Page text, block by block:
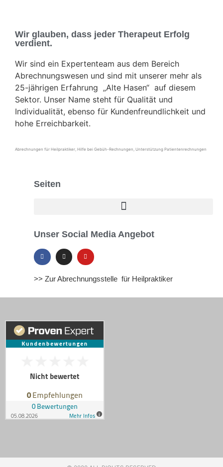
Wir glauben, dass jeder Therapeut Erfolg
verdient.
Wir sind ein Expertenteam aus dem Bereich
Abrechnungswesen und sind mit unserer mehr als
25-jährigen Erfahrung „Alte Hasen“ auf diesem
Sektor. Unser Name steht für Qualität und
Individualität, ebenso für Kundenfreundlichkeit und
hohe Erreichbarkeit.
Abrechnungen für Heilpraktiker, Hilfe bei Gebüh-Rechnungen, Unterstützung Patientenrechnungen
Seiten
Unser Social Media Angebot
>> Zur Abrechnungsstelle für Heilpraktiker